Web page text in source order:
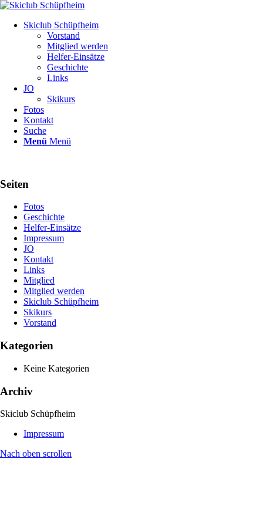
Skiclub Schüpfheim
Vorstand
Mitglied werden
Helfer-Einsätze
Geschichte
Links
JO
Skikurs
Fotos
Kontakt
Suche
Menü Menü
Seiten
Fotos
Geschichte
Helfer-Einsätze
Impressum
JO
Kontakt
Links
Mitglied
Mitglied werden
Skiclub Schüpfheim
Skikurs
Vorstand
Kategorien
Keine Kategorien
Archiv
Skiclub Schüpfheim
Impressum
Nach oben scrollen